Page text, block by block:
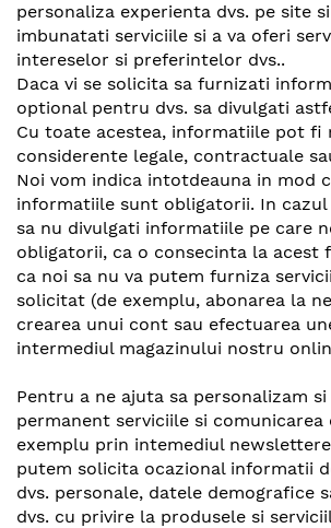
personaliza experienta dvs. pe site
imbunatati serviciile si a va oferi
intereselor si preferintelor dvs..
Daca vi se solicita sa furnizati
optional pentru dvs. sa divulgati
Cu toate acestea, informatiile pot fi
considerente legale, contractuale
Noi vom indica intotdeauna in mod
informatiile sunt obligatorii. In cazul
sa nu divulgati informatiile pe care
obligatorii, ca o consecinta la acest
ca noi sa nu va putem furniza
solicitat (de exemplu, abonarea la
crearea unui cont sau efectuarea
intermediul magazinului nostru
Pentru a ne ajuta sa personalizam
permanent serviciile si comunicarea
exemplu prin intemediul
putem solicita ocazional informatii
dvs. personale, datele demografice
dvs. cu privire la produsele si